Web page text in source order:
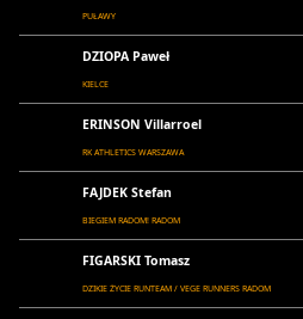
PUŁAWY
DZIOPA Paweł
KIELCE
ERINSON Villarroel
RK ATHLETICS WARSZAWA
FAJDEK Stefan
BIEGIEM RADOM! RADOM
FIGARSKI Tomasz
DZIKIE ŻYCIE RUNTEAM / VEGE RUNNERS RADOM